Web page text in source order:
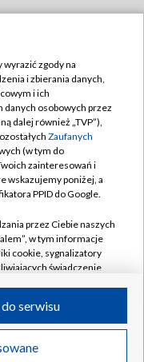
w likwidacji
zgody na
i zbierania danych,
i ich
danych osobowych przez
dalej również „TVP”),
Zaufanych
(w tym do
zainteresowań i
wskazujemy poniżej, a
PPID do Google.
przez Ciebie naszych
w tym informacje
cookie, sygnalizatory
świadczenie
przez Ciebie
IP, identyfikatory
serwisu